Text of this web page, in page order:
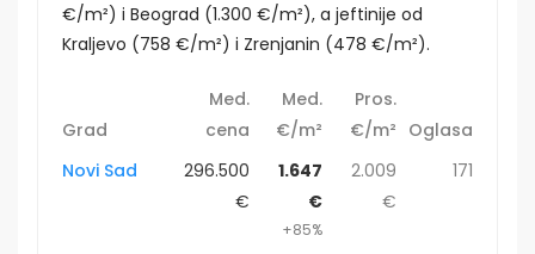
€/m²) i Beograd (1.300 €/m²), a jeftinije od
Kraljevo (758 €/m²) i Zrenjanin (478 €/m²).
Grad
Med.
cena
Med.
€/m²
Pros.
€/m² Oglasa
Novi Sad
296.500
€
1.647
€
+85%
2.009
€
171